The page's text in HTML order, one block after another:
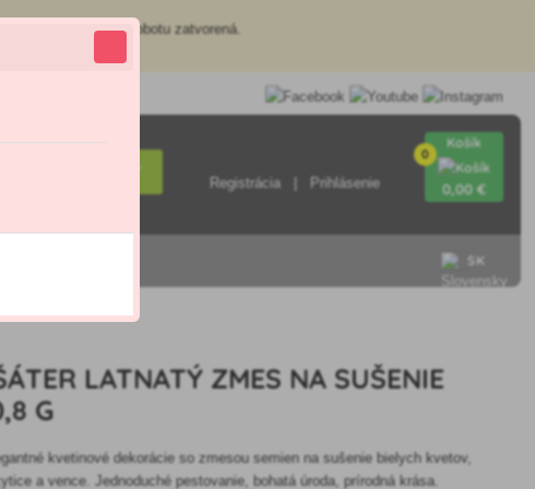
Predajňa je v sobotu zatvorená.
Hľadať
Registrácia Prihlásenie
0
Košík
0,00 €
SK
LATNATÝ ZMES NA SUŠENIE
G
kvetinové dekorácie so zmesou semien na sušenie bielych kvetov,
a vence. Jednoduché pestovanie, bohatá úroda, prírodná krása.